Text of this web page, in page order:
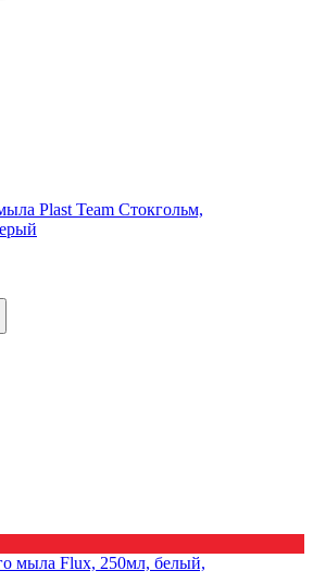
Plast Team Стокгольм,
мыла Flux, 250мл, белый,